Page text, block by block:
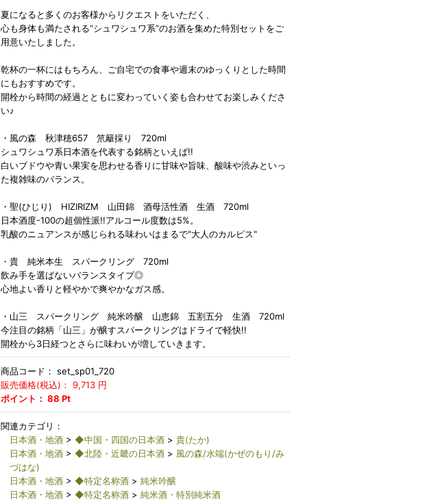
夏になると多くのお客様からリクエストをいただく、
心も身体も満たされる“シュワシュワ系”のお酒を集めた特別セットをご
用意いたしました。
乾杯の一杯にはもちろん、ご自宅での食事や週末のゆっくりとした時間
にもおすすめです。
開栓から時間の経過とともに変わっていく姿も合わせてお楽しみくださ
い♪
・風の森 秋津穂657 笊籬採り 720ml
シュワシュワ系日本酒を代表する銘柄といえば!!
白いブドウや青い果実を思わせる香りに甘味や旨味、酸味や渋みといっ
た複雑味のバランス。
・聖(ひじり) HIZIRIZM 山田錦 酒母活性酒 生酒 720ml
日本酒度-100の超個性派!!アルコール度数は5%。
乳酸のニュアンスが感じられる味わいはまるで"大人のカルピス"
・貴 純米本生 スパークリング 720ml
飲み手を選ばないバランスタイプ◎
心地よい香りと軽やかで爽やかなガス感。
・山三 スパークリング 純米吟醸 山恵錦 五割五分 生酒 720ml
今注目の銘柄「山三」が醸すスパークリングはドライで軽快!!
開栓から3日経つとさらに味わいが増していきます。
商品コード： set_sp01_720
販売価格(税込)： 9,713円
ポイント： 88 Pt
関連カテゴリ：
日本酒・地酒> ◆中国・四国の日本酒> 貴(たか)
日本酒・地酒> ◆北陸・近畿の日本酒> 風の森/水端(かぜのもり/み
づはな)
日本酒・地酒> ◆特定名称酒> 純米吟醸
日本酒・地酒> ◆特定名称酒> 純米酒・特別純米酒